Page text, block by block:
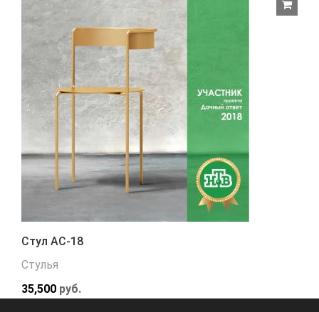
Стул АС-18
Стулья
35,500 руб.